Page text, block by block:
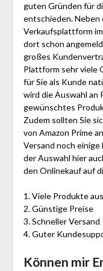
guten Gründen für
entschieden. Neben
Verkaufsplattform
dort schon
großes
Plattform sehr viele
für Sie als Kunde
wird die Auswahl an
gewünschtes
Zudem sollten Sie
von Amazon Prime
Versand noch
der Auswahl hier
den Onlinekauf auf
1. Viele Produkte
2. Günstige Preise
3. Schneller Versand
4. Guter
Können mir